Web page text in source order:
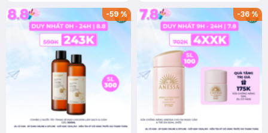
-59% -36%